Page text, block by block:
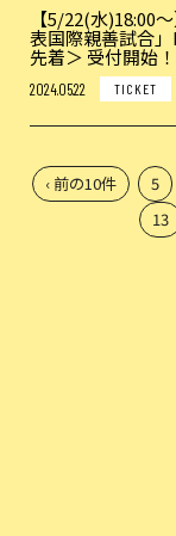
【5/22(水)18:00
表国際親善試合
先着＞ 受付開始！
2024.05.22 TICKET
‹ 前の10件 5
13